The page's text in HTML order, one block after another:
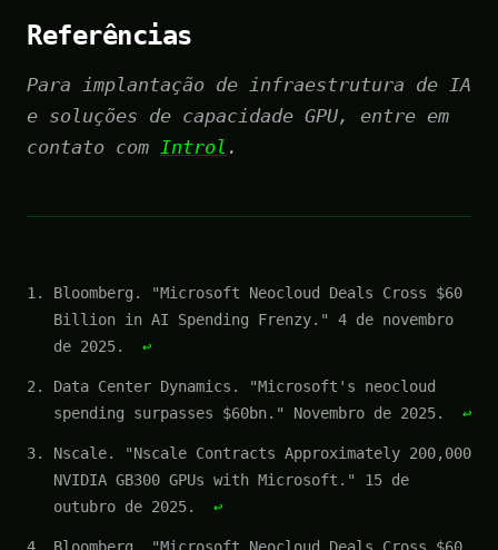
Referências
Para implantação de infraestrutura de IA
e soluções de capacidade GPU, entre em
contato com Introl .
Bloomberg. "Microsoft Neocloud Deals Cross $60
Billion in AI Spending Frenzy." 4 de novembro
de 2025.
↩
Data Center Dynamics. "Microsoft's neocloud
spending surpasses $60bn." Novembro de 2025.
↩
Nscale. "Nscale Contracts Approximately 200,000
NVIDIA GB300 GPUs with Microsoft." 15 de
outubro de 2025.
↩